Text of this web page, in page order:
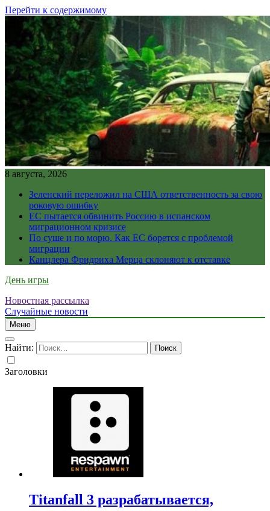
Перейти к содержимому
8 августа, 2026
Зеленский переложил на США ответственность за свою
роковую ошибку
ЕС пытается обвинить Россию в испанском
миграционном кризисе
По суше и по морю. Как ЕС борется с проблемой
миграции
Канцлера Фридриха Мерца склоняют к отставке
День игры
Новостная рассылка
Случайные новости
Меню
Найти:
Заголовки
Titanfall 3 разрабатывается,